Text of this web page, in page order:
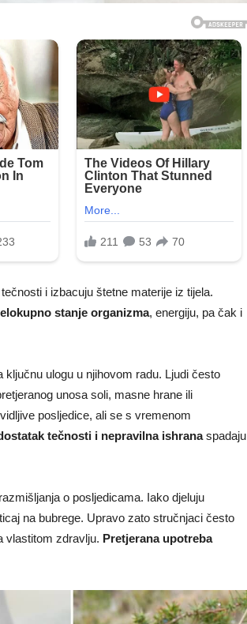
i izbacuju štetne materije iz tijela.
stanje organizma, energiju, pa čak i
ulogu u njihovom radu. Ljudi često
unosa soli, masne hrane ili
posljedice, ali se s vremenom
tečnosti i nepravilna ishranaspadaju
o posljedicama. Iako djeluju
na bubrege. Upravo zato stručnjaci često
vlastitom zdravlju. Pretjerana upotreba